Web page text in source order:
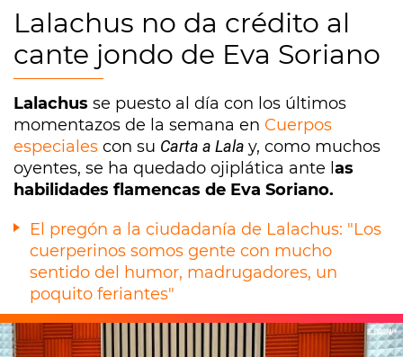
Lalachus no da crédito al
cante jondo de Eva Soriano
Lalachus se puesto al día con los últimos
momentazos de la semana en Cuerpos
especiales con su Carta a Lala y, como muchos
oyentes, se ha quedado ojiplática ante l as
habilidades flamencas de Eva Soriano.
El pregón a la ciudadanía de Lalachus: "Los
cuerperinos somos gente con mucho
sentido del humor, madrugadores, un
poquito feriantes"